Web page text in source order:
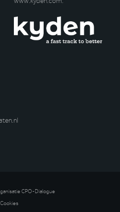
CPO-Dialogue
Cookies